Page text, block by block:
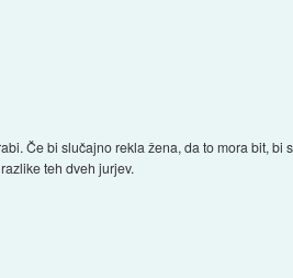
Če bi slučajno rekla žena, da to mora bit,
teh dveh jurjev.